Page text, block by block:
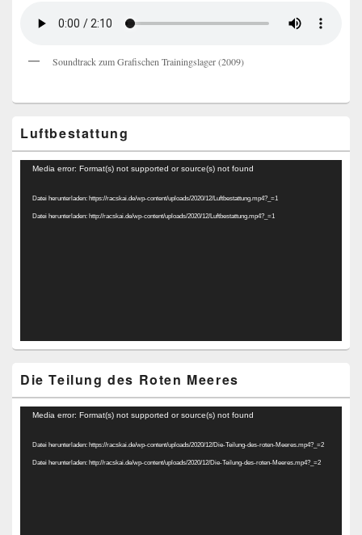
Soundtrack zum Grafischen Trainingslager (2009)
Luftbestattung
Video-
Media error: Format(s) not supported or source(s) not found
Datei herunterladen: https://racskai.de/wp-content/uploads/2020/12/Luftbestattung.mp4?_=1
Datei herunterladen: http://racskai.de/wp-content/uploads/2020/12/Luftbestattung.mp4?_=1
Die Teilung des Roten Meeres
Video-
Media error: Format(s) not supported or source(s) not found
Datei herunterladen: https://racskai.de/wp-content/uploads/2020/12/Die-Teilung-des-roten-Meeres.mp4?_=2
Datei herunterladen: http://racskai.de/wp-content/uploads/2020/12/Die-Teilung-des-roten-Meeres.mp4?_=2